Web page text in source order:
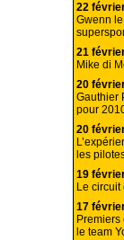
22
Gwenn
21
Mike di
20
Gauthier
pour
20
les
19
Le
17
le team